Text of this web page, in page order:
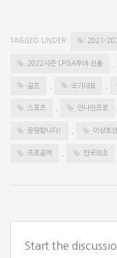
TAGGED UNDER: 2021-
2022시즌 LPGA투어 진출
골프 국가대표
스포츠 안나린프로
응원합니다! 이상호
프로골퍼 한국최초